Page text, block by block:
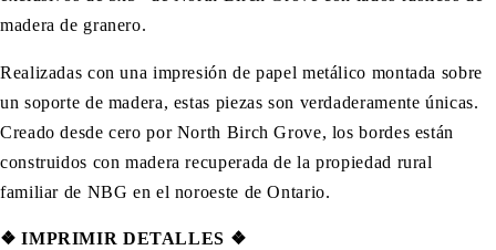
madera de granero.
Realizadas con una impresión de papel metálico montada sobre
un soporte de madera, estas piezas son verdaderamente únicas.
Creado desde cero por North Birch Grove, los bordes están
construidos con madera recuperada de la propiedad rural
familiar de NBG en el noroeste de Ontario.
❖ IMPRIMIR DETALLES ❖